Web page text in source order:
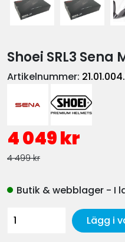
Shoei SRL3
Artikelnummer:
4 049 kr
4 499 kr
Butik & webblager - I
Lägg i